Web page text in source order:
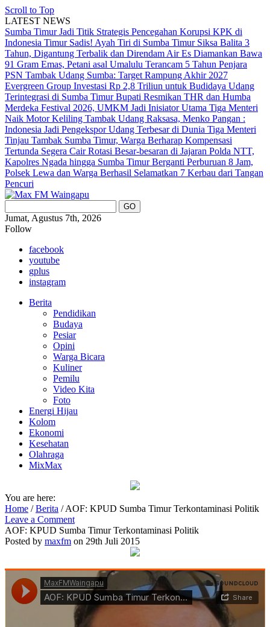
Scroll to Top
LATEST NEWS
Sumba Timur Jadi Titik Strategis Pencegahan Korupsi KPK di
Indonesia Timur Sadis! Ayah Tiri di Sumba Timur Siksa Balita 3
Tahun, Digantung Terbalik dan Direndam Air Es Diamankan Bawa
91 Gram Emas, Petani asal Umalulu Terancam 5 Tahun Penjara
PSN Tambak Udang Sumba: Target Rampung Akhir 2027
Evergreen Group Investasi Rp 2,8 Triliun untuk Budidaya Udang
Terintegrasi di Sumba TimurBupati Resmikan THR dan Humba
Merdeka Festival 2026, UMKM Jadi Inisiator Utama Tiga Menteri
Naik Motor Keliling Tambak Udang Raksasa, Menko Pangan :
Indonesia Jadi Pengekspor Udang Terbesar di Dunia Tiga Menteri
Tinjau Tambak Sumba Timur, Warga Berharap Kompensasi
Tertunda Segera CairRotasi Besar-besaran di Jajaran Polda NTT,
Kapolres Ngada hingga Sumba Timur Berganti Perburuan 8 Jam,
Polsek Lewa dan Warga Berhasil Selamatkan 7 Kerbau dari Tangan
Pencuri
Jumat, Agustus 7th, 2026
Follow
facebook
youtube
gplus
instagram
Berita
Pendidikan
Budaya
Pesiar
Opini
Warga Bicara
Kuliner
Pemilu
Video Kita
Foto
Energi Hijau
Kolom
Ekonomi
Kesehatan
Olahraga
MixMax
You are here:
Home /Berita /AOF: KPUD Sumba Timur Terkontaminasi Politik
Leave a Comment
AOF: KPUD Sumba Timur Terkontaminasi Politik
Posted by maxfm on 29th Juli 2015